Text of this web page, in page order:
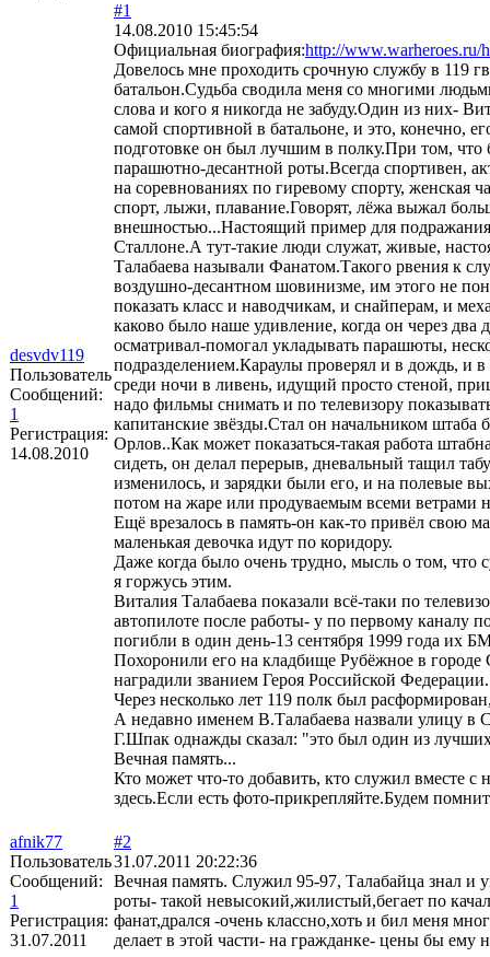
desvdv119
Пользователь
Сообщений:
1
Регистрация:
14.08.2010
#1
14.08.2010 15:45:54
Официальная биография:http://www.warheroes.ru/
Довелось мне проходить срочную службу в 119
батальон.Судьба сводила меня со многими
слова и кого я никогда не забуду.Один из них-
самой спортивной в батальоне, и это, конечно,
подготовке он был лучшим в полку.При том,
парашютно-десантной роты.Всегда спортивен,
на соревнованиях по гиревому спорту,
спорт, лыжи, плавание.Говорят, лёжа выжал
внешностью...Настоящий пример для
Сталлоне.А тут-такие люди служат, живые,
Талабаева называли Фанатом.Такого рвения к
воздушно-десантном шовинизме, им этого не
показать класс и наводчикам, и снайперам, и
каково было наше удивление, когда он через
осматривал-помогал укладывать парашюты,
подразделением.Караулы проверял и в дождь, и
среди ночи в ливень, идущий просто стеной,
надо фильмы снимать и по телевизору
капитанские звёзды.Стал он начальником штаба
Орлов..Как может показаться-такая работа
сидеть, он делал перерыв, дневальный тащил
изменилось, и зарядки были его, и на полевые
потом на жаре или продуваемым всеми ветрами
Ещё врезалось в память-он как-то привёл свою
маленькая девочка идут по коридору.
Даже когда было очень трудно, мысль о том, что
я горжусь этим.
Виталия Талабаева показали всё-таки по
автопилоте после работы- у по первому
погибли в один день-13 сентября 1999 года их
Похоронили его на кладбище Рубёжное в городе
наградили званием Героя Российской Федерации.
Через несколько лет 119 полк был
А недавно именем В.Талабаева назвали улицу в
Г.Шпак однажды сказал: "это был один из
Вечная память...
Кто может что-то добавить, кто служил вместе
здесь.Если есть фото-прикрепляйте.Будем
afnik77
Пользователь
Сообщений:
1
Регистрация:
31.07.2011
#2
31.07.2011 20:22:36
Вечная память. Служил 95-97, Талабайца знал и
роты- такой невысокий,жилистый,бегает по
фанат,дрался -очень классно,хоть и бил меня
делает в этой части- на гражданке- цены бы